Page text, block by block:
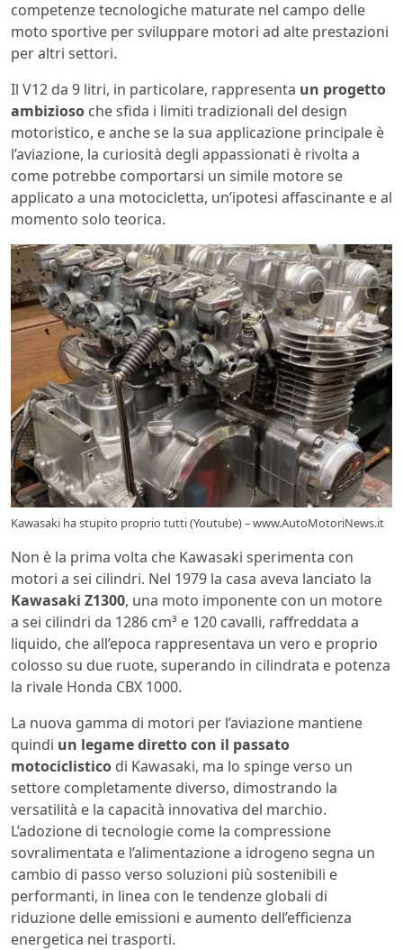
competenze tecnologiche maturate nel campo delle
moto sportive per sviluppare motori ad alte prestazioni
per altri settori.
Il V12 da 9 litri, in particolare, rappresenta un progetto
ambizioso che sfida i limiti tradizionali del design
motoristico, e anche se la sua applicazione principale è
l’aviazione, la curiosità degli appassionati è rivolta a
come potrebbe comportarsi un simile motore se
applicato a una motocicletta, un’ipotesi affascinante e al
momento solo teorica.
Kawasaki ha stupito proprio tutti (Youtube) – www.AutoMotoriNews.it
Non è la prima volta che Kawasaki sperimenta con
motori a sei cilindri. Nel 1979 la casa aveva lanciato la
Kawasaki Z1300, una moto imponente con un motore
a sei cilindri da 1286 cm³ e 120 cavalli, raffreddata a
liquido, che all’epoca rappresentava un vero e proprio
colosso su due ruote, superando in cilindrata e potenza
la rivale Honda CBX 1000.
La nuova gamma di motori per l’aviazione mantiene
quindi un legame diretto con il passato
motociclistico di Kawasaki, ma lo spinge verso un
settore completamente diverso, dimostrando la
versatilità e la capacità innovativa del marchio.
L’adozione di tecnologie come la compressione
sovralimentata e l’alimentazione a idrogeno segna un
cambio di passo verso soluzioni più sostenibili e
performanti, in linea con le tendenze globali di
riduzione delle emissioni e aumento dell’efficienza
energetica nei trasporti.